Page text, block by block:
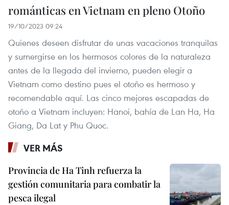
románticas en Vietnam en pleno Otoño
19/10/2023 09:24
Quienes deseen disfrutar de unas vacaciones tranquilas
y sumergirse en los hermosos colores de la naturaleza
antes de la llegada del invierno, pueden elegir a
Vietnam como destino pues el otoño es hermoso y
recomendable aquí. Las cinco mejores escapadas de
otoño a Vietnam incluyen: Hanoi, bahía de Lan Ha, Ha
Giang, Da Lat y Phu Quoc.
VER MÁS
Provincia de Ha Tinh refuerza la
gestión comunitaria para combatir la
pesca ilegal